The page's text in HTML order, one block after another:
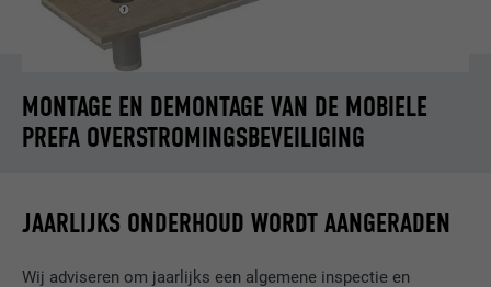
MONTAGE EN DEMONTAGE VAN DE MOBIELE
PREFA OVERSTROMINGSBEVEILIGING
JAARLIJKS ONDERHOUD WORDT AANGERADEN
Wij adviseren om jaarlijks een algemene inspectie en